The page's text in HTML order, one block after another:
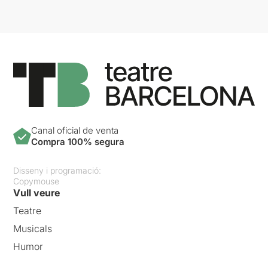
Canal oficial de venta
Compra 100% segura
Disseny i programació:
Copymouse
Vull veure
Teatre
Musicals
Humor